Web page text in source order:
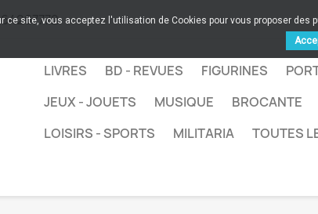
LIVRES BD - REVUES FIGURINES
JEUX - JOUETS
MUSIQUE BROCANTE
LOISIRS - SPORTS
MILITARIA TOUTES
ce site, vous acceptez l'utilisation de Cookies pour vous proposer